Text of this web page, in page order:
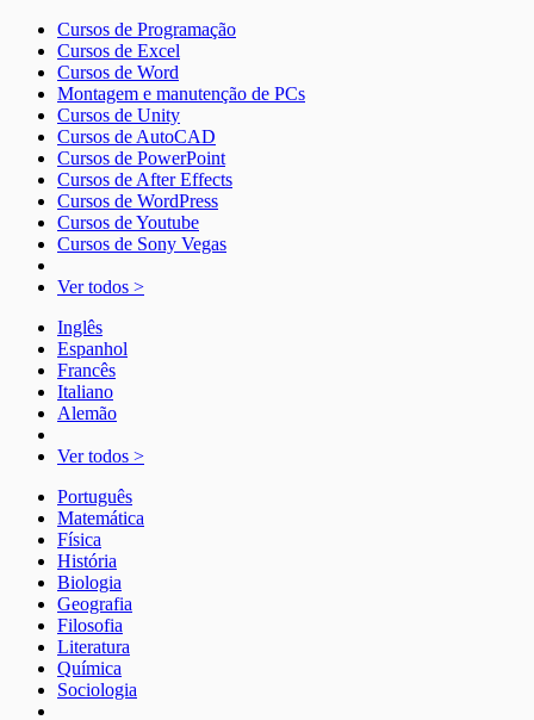
Cursos de Programação
Cursos de Excel
Cursos de Word
Montagem e manutenção de PCs
Cursos de Unity
Cursos de AutoCAD
Cursos de PowerPoint
Cursos de After Effects
Cursos de WordPress
Cursos de Youtube
Cursos de Sony Vegas
Ver todos >
Inglês
Espanhol
Francês
Italiano
Alemão
Ver todos >
Português
Matemática
Física
História
Biologia
Geografia
Filosofia
Literatura
Química
Sociologia